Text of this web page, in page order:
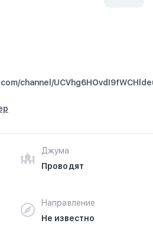
channel/
Джума
Проводят
Направление
Не известно